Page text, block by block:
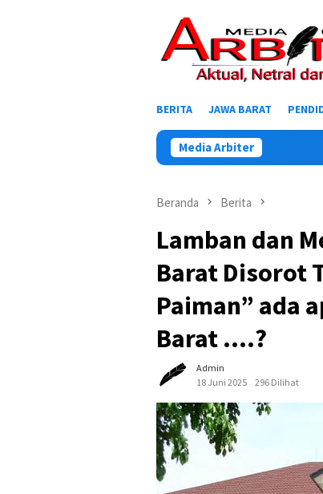
BERITA JAWA BARAT
Media Arbiter
Beranda Berita
Lamban dan
Barat Disorot
Paiman” ada
Barat ….?
Admin
18 Juni 2025
296 Dilihat